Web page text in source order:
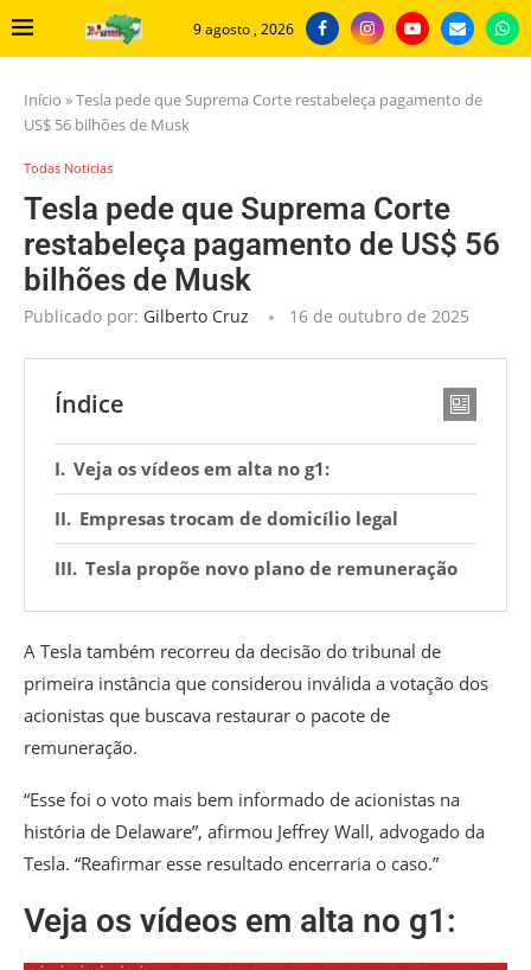
9 agosto , 2026
Início »Tesla pede que Suprema Corte restabeleça pagamento de
US$ 56 bilhões de Musk
Todas Noticias
Tesla pede que Suprema Corte
restabeleça pagamento de US$ 56
bilhões de Musk
Publicado por: Gilberto Cruz 16 de outubro de 2025
Índice
Veja os vídeos em alta no g1:
Empresas trocam de domicílio legal
Tesla propõe novo plano de remuneração
A Tesla também recorreu da decisão do tribunal de
primeira instância que considerou inválida a votação dos
acionistas que buscava restaurar o pacote de
remuneração.
“Esse foi o voto mais bem informado de acionistas na
história de Delaware”, afirmou Jeffrey Wall, advogado da
Tesla. “Reafirmar esse resultado encerraria o caso.”
Veja os vídeos em alta no g1: